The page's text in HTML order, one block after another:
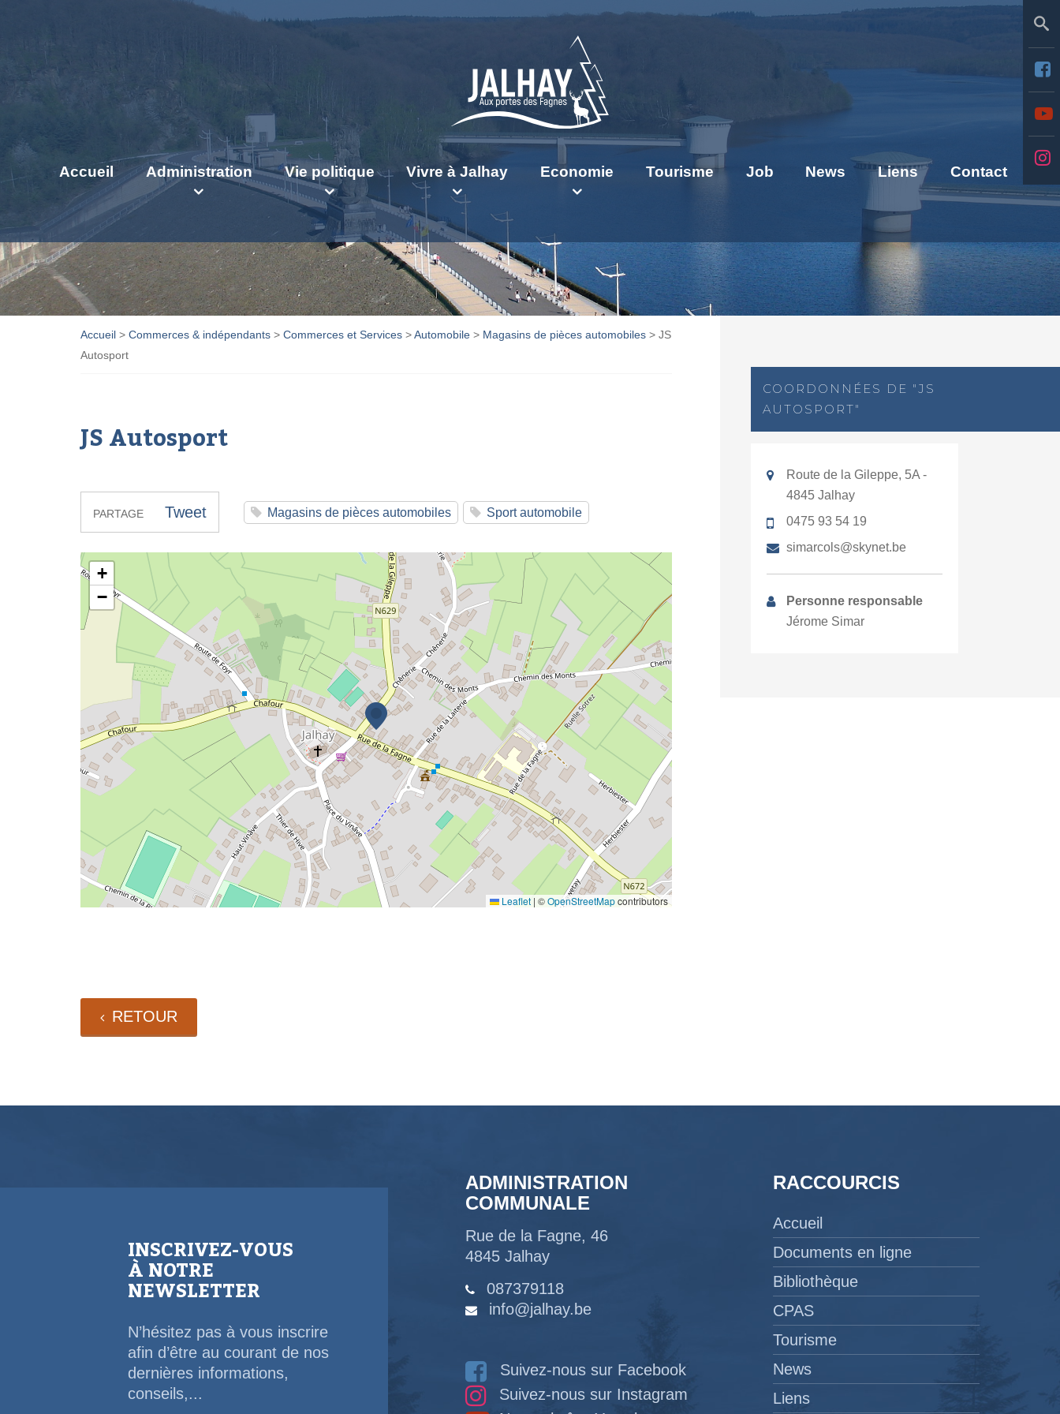
Accueil Administration Vie politique Vivre à Jalhay Economie Tourisme Job News Liens Contact
Accueil > Commerces & indépendants > Commerces et Services >Automobile > Magasins de pièces automobiles > JS
Autosport
JS Autosport
PARTAGE Tweet Magasins de pièces automobiles Sport automobile
JS Autosport
+
−
Leaflet | ©OpenStreetMapcontributors
RETOUR
COORDONNÉES DE "JS
AUTOSPORT"
Route de la Gileppe, 5A -
4845 Jalhay
0475 93 54 19
simarcols@skynet.be
Personne responsable
Jérome Simar
INSCRIVEZ-VOUS
À NOTRE
NEWSLETTER
N’hésitez pas à vous inscrire
afin d’être au courant de nos
dernières informations,
conseils,...
ADMINISTRATION
COMMUNALE
Rue de la Fagne, 46
4845 Jalhay
087379118
info@jalhay.be
Suivez-nous sur Facebook
Suivez-nous sur Instagram
RACCOURCIS
Accueil
Documents en ligne
Bibliothèque
CPAS
Tourisme
News
Liens